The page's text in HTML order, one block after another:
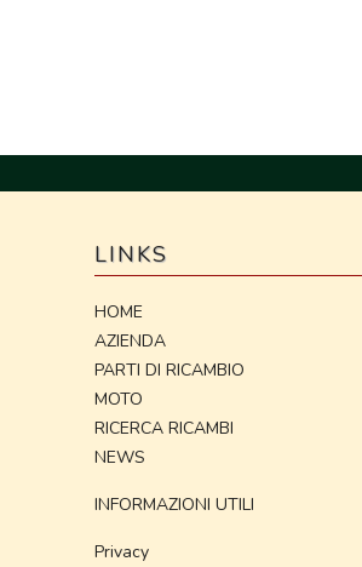
LINKS
HOME
AZIENDA
PARTI DI RICAMBIO
MOTO
RICERCA RICAMBI
NEWS
INFORMAZIONI UTILI
Privacy